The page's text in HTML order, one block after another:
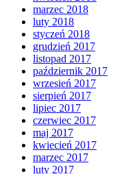
marzec 2018
luty 2018
styczeń 2018
grudzień 2017
listopad 2017
październik 2017
wrzesień 2017
sierpień 2017
lipiec 2017
czerwiec 2017
maj 2017
kwiecień 2017
marzec 2017
luty 2017